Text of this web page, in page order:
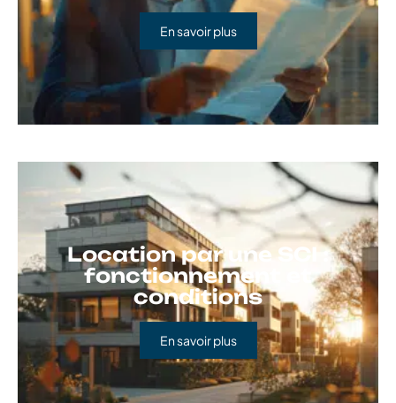
En savoir plus
Location par une SCI :
fonctionnement et
conditions
En savoir plus